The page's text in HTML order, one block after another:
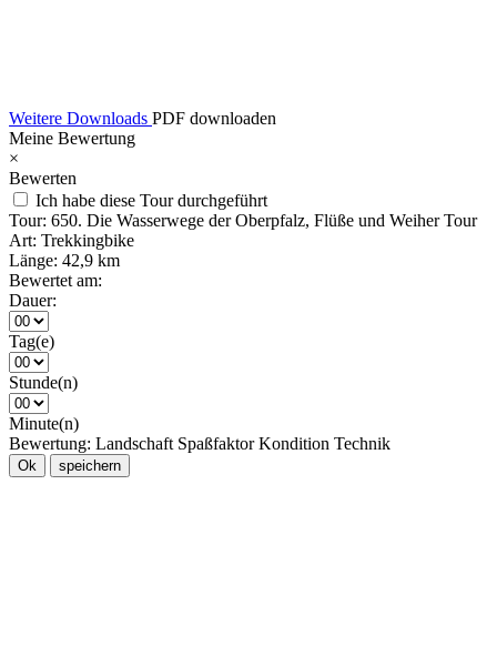
Weitere Downloads PDF downloaden
Meine Bewertung
×
Bewerten
Ich habe diese Tour durchgeführt
Tour: 650. Die Wasserwege der Oberpfalz, Flüße und Weiher Tour
Art: Trekkingbike
Länge: 42,9 km
Bewertet am:
Dauer:
Tag(e)
Stunde(n)
Minute(n)
Bewertung: Landschaft Spaßfaktor Kondition Technik
Ok speichern